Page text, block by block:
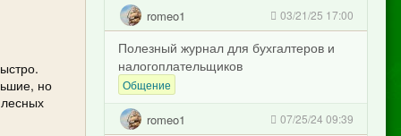
но
romeo1 03/21/25 17:00
Полезный журнал для бухгалтеров и
налогоплательщиков
Общение
romeo1 07/25/24 09:39